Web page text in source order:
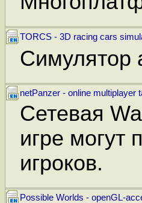
TORCS - 3D racing cars
Симулятор
netPanzer - online multiplayer
Сетевая
игре могут
игроков.
Possible Worlds - openGL-